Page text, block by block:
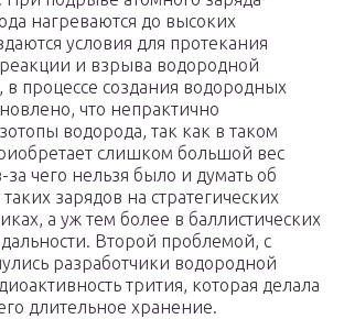
нагреваются до высоких
условия для протекания
и взрыва водородной
процессе создания водородных
что непрактично
водорода, так как в таком
слишком большой вес
за чего нельзя было и думать об
зарядов на стратегических
а уж тем более в баллистических
Второй проблемой, с
разработчики водородной
трития, которая делала
длительное хранение.